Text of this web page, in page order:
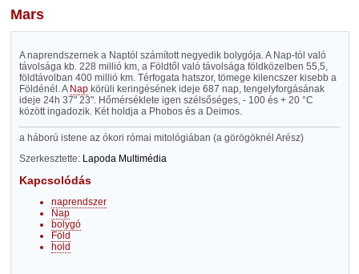
Mars
A naprendszernek a Naptól számított negyedik bolygója. A Nap-tól való
távolsága kb. 228 millió km, a Földtől való távolsága földközelben 55,5,
földtávolban 400 millió km. Térfogata hatszor, tömege kilencszer kisebb a
Földénél. A Napkörüli keringésének ideje 687 nap, tengelyforgásának
ideje 24h 37" 23". Hőmérséklete igen szélsőséges, - 100 és + 20 °C
között ingadozik. Két holdja a Phobos és a Deimos.
a háború istene az ókori római mitológiában (a görögöknél Arész)
Szerkesztette: Lapoda Multimédia
Kapcsolódás
naprendszer
Nap
bolygó
Föld
hold